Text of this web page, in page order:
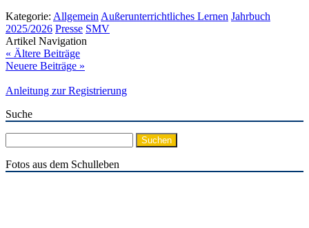
Kategorie: Allgemein Außerunterrichtliches Lernen Jahrbuch
2025/2026 Presse SMV
Artikel Navigation
« Ältere Beiträge
Neuere Beiträge »
Anleitung zur Registrierung
Suche
nach:
Fotos aus dem Schulleben